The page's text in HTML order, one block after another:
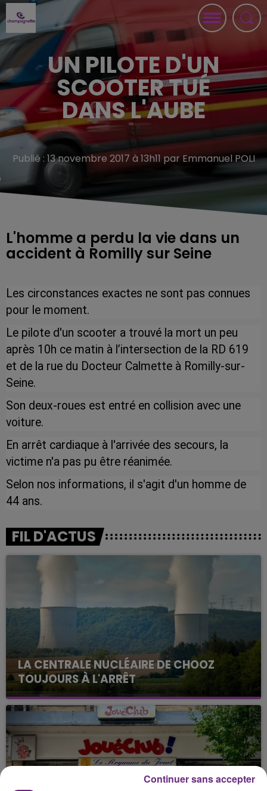
UN PILOTE D'UN
SCOOTER TUÉ
DANS L'AUBE
Publié : 13 novembre 2017 à 13h11 par Emmanuel POLI
L'homme a perdu la vie dans un
accident à Romilly sur Seine
Les circonstances exactes ne sont pas connues
pour le moment.
Le pilote d'un scooter a trouvé la mort un peu
après 10h ce matin à l’intersection de la RD 619
et de la rue du Docteur Calmette à Romilly-sur-
Seine.
Son deux-roues est entré en collision avec une
voiture.
En arrêt cardiaque à l'arrivée des secours, la
victime n'a pas pu être réanimée.
Selon nos informations, il s'agit d'un homme de
44 ans.
FIL D'ACTUS
LA CENTRALE NUCLÉAIRE DE CHOOZ
TOUJOURS À L'ARRÊT
Cela fait déjà une semaine que la centrale
nucléaire ardennaise est à l'arrêt. Une situation
justifiée par la sécheresse intense qui est toujours
présente.
Continuer sans accepter